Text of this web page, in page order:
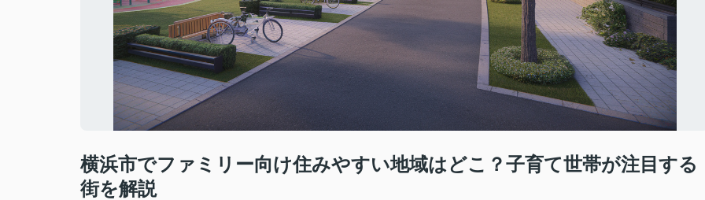
横浜市でファミリー向け住みやすい地域はどこ？子育て世帯が注目する
街を解説